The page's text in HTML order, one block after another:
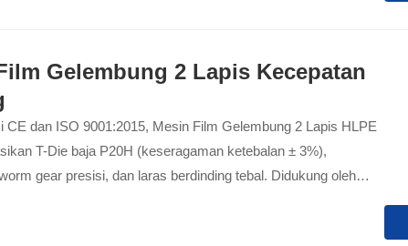
Gelembung 2 Lapis Kecepatan
CE dan ISO 9001:2015, Mesin Film Gelembung 2 Lapis HLPE
T-Die baja P20H (keseragaman ketebalan ± 3%),
gear presisi, dan laras berdinding tebal. Didukung oleh